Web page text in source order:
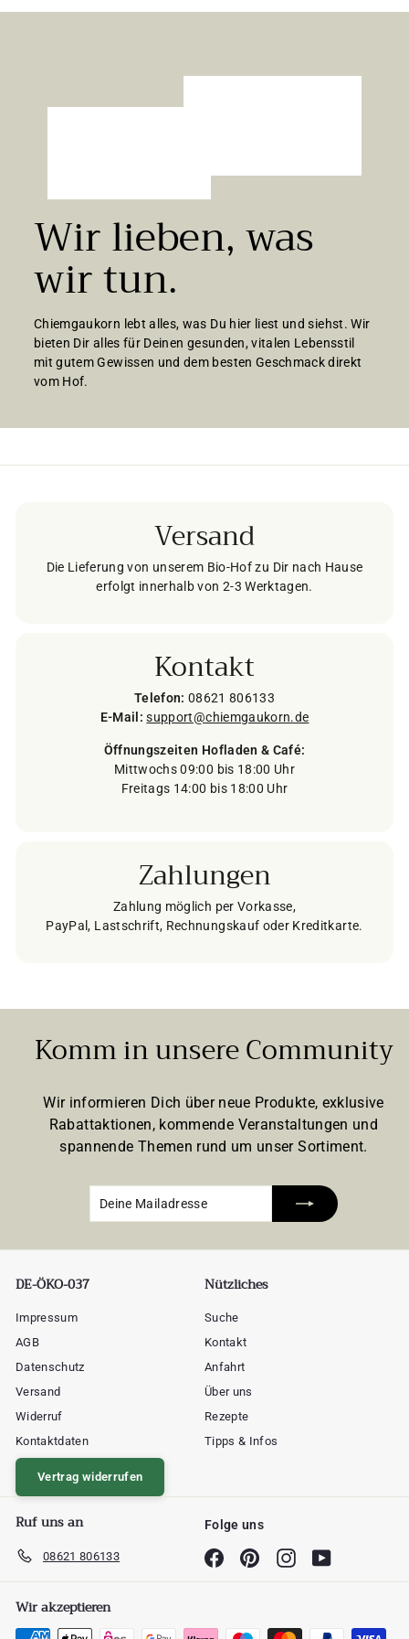
0
Wir lieben, was
wir tun.
Chiemgaukorn lebt alles, was Du hier liest und siehst. Wir
bieten Dir alles für Deinen gesunden, vitalen Lebensstil
mit gutem Gewissen und dem besten Geschmack direkt
vom Hof.
Versand
Die Lieferung von unserem Bio-Hof zu Dir nach Hause
erfolgt innerhalb von 2-3 Werktagen.
Kontakt
Telefon: 08621 806133
E-Mail: support@chiemgaukorn.de
Öffnungszeiten Hofladen & Café:
Mittwochs 09:00 bis 18:00 Uhr
Freitags 14:00 bis 18:00 Uhr
Zahlungen
Zahlung möglich per Vorkasse,
PayPal, Lastschrift, Rechnungskauf oder Kreditkarte.
Komm in unsere Community
Wir informieren Dich über neue Produkte, exklusive
Rabattaktionen, kommende Veranstaltungen und
spannende Themen rund um unser Sortiment.
DE-ÖKO-037
Impressum
AGB
Datenschutz
Versand
Widerruf
Kontaktdaten
Vertrag widerrufen
Nützliches
Suche
Kontakt
Anfahrt
Über uns
Rezepte
Tipps & Infos
Ruf uns an
08621 806133
Folge uns
FacebookPinterestInstagram
Wir akzeptieren